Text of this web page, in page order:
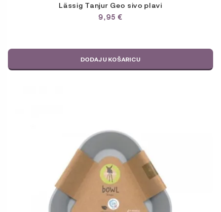
Lässig Tanjur Geo sivo plavi
9,95 €
DODAJ U KOŠARICU